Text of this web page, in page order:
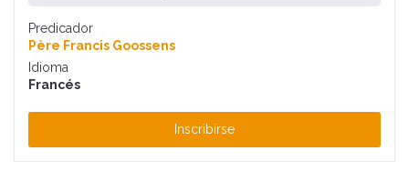
Predicador
Père Francis Goossens
Idioma
Francés
Inscribirse